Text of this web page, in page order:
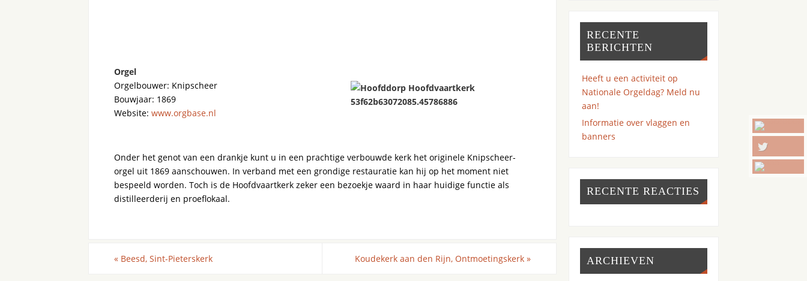
Orgel
Orgelbouwer: Knipscheer
Bouwjaar: 1869
Website: www.orgbase.nl
Onder het genot van een drankje kunt u in een prachtige verbouwde kerk het originele Knipscheer-
orgel uit 1869 aanschouwen. In verband met een grondige restauratie kan hij op het moment niet
bespeeld worden. Toch is de Hoofdvaartkerk zeker een bezoekje waard in haar huidige functie als
distilleerderij en proeflokaal.
« Beesd, Sint-Pieterskerk Koudekerk aan den Rijn, Ontmoetingskerk »
RECENTE
BERICHTEN
Heeft u een activiteit op
Nationale Orgeldag? Meld nu
aan!
Informatie over vlaggen en
banners
RECENTE REACTIES
ARCHIEVEN